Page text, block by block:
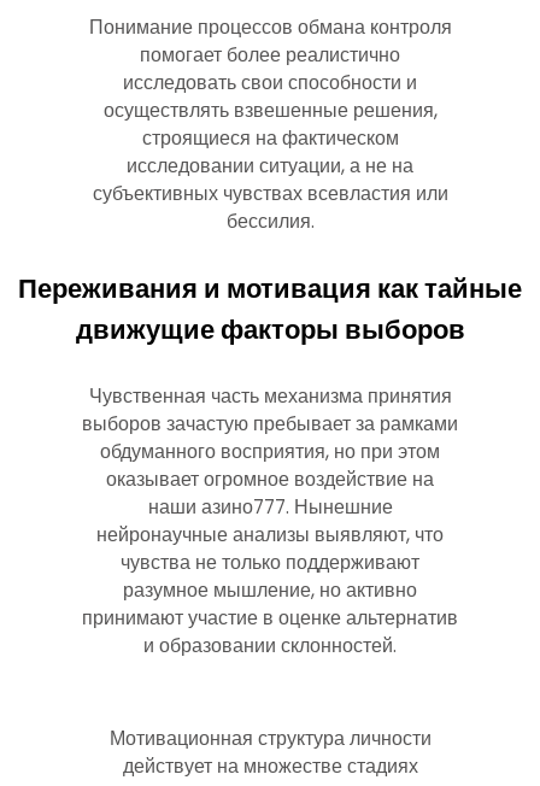
Понимание процессов обмана контроля
помогает более реалистично
исследовать свои способности и
осуществлять взвешенные решения,
строящиеся на фактическом
исследовании ситуации, а не на
субъективных чувствах всевластия или
бессилия.
Переживания и мотивация как тайные
движущие факторы выборов
Чувственная часть механизма принятия
выборов зачастую пребывает за рамками
обдуманного восприятия, но при этом
оказывает огромное воздействие на
наши азино777. Нынешние
нейронаучные анализы выявляют, что
чувства не только поддерживают
разумное мышление, но активно
принимают участие в оценке альтернатив
и образовании склонностей.
Мотивационная структура личности
действует на множестве стадиях